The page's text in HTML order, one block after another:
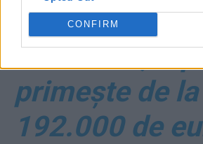
CONFIRM
avut dreptul
Într-un an,
primește de
192.000 de